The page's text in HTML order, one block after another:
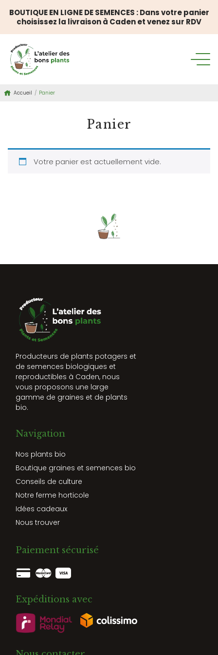
BOUTIQUE EN LIGNE DE SEMENCES : Dans votre panier
choisissez la livraison à Caden et venez sur RDV
Accueil / Panier
Panier
Votre panier est actuellement vide.
Producteurs de plants potagers et
de semences biologiques et
reproductibles à Caden, nous
vous proposons une large
gamme de graines et de plants
bio.
Navigation
Nos plants bio
Boutique graines et semences bio
Conseils de culture
Notre ferme horticole
Idées cadeaux
Nous trouver
Paiement sécurisé
Expéditions avec